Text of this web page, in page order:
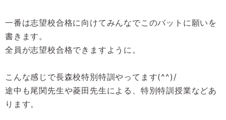
一番は志望校合格に向けてみんなでこのバットに願いを
書きます。
全員が志望校合格できますように。
こんな感じで長森校特別特訓やってます(^^)/
途中も尾関先生や菱田先生による、特別特訓授業などあ
ります。